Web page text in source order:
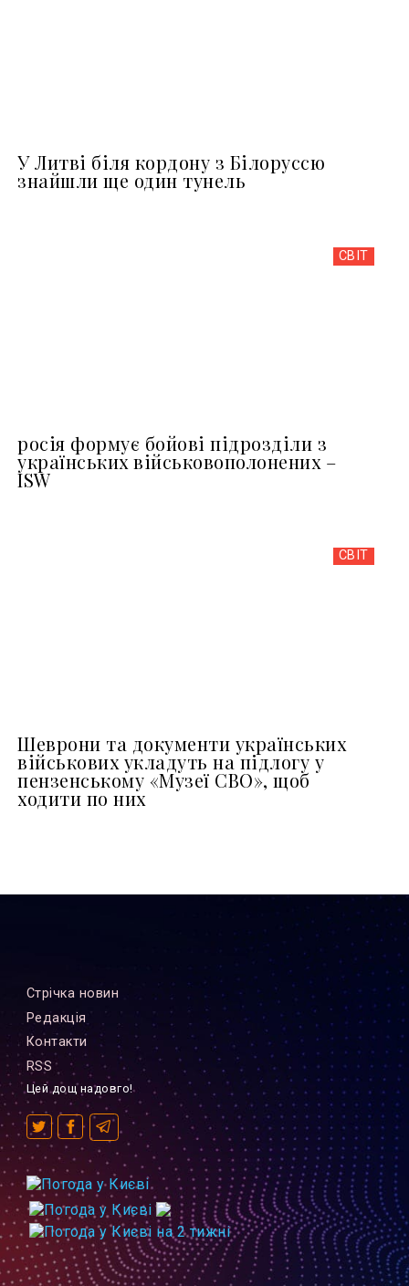
У Литві біля кордону з Білоруссю
знайшли ще один тунель
СВІТ
росія формує бойові підрозділи з
українських військовополонених –
ISW
СВІТ
Шеврони та документи українських
військових укладуть на підлогу у
пензенському «Музеї СВО», щоб
ходити по них
Стрiчка новин
Редакцiя
Контакти
RSS
Цей дощ надовго!